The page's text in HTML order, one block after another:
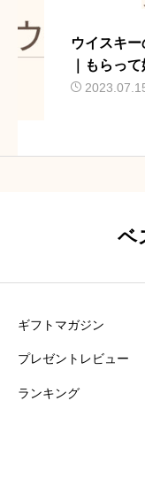
ウイスキ
｜もらっ
ベ
ギフトマガジン
プレゼントレビュー
ランキング